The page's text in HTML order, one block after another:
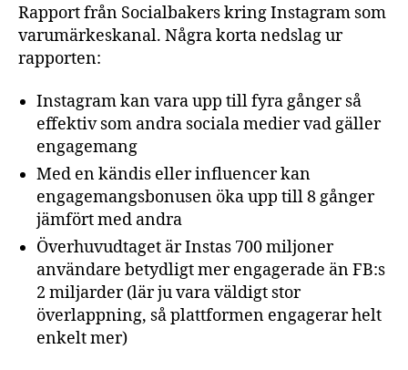
Rapport från Socialbakers kring Instagram som
varumärkeskanal. Några korta nedslag ur
rapporten:
Instagram kan vara upp till fyra gånger så
effektiv som andra sociala medier vad gäller
engagemang
Med en kändis eller influencer kan
engagemangsbonusen öka upp till 8 gånger
jämfört med andra
Överhuvudtaget är Instas 700 miljoner
användare betydligt mer engagerade än FB:s
2 miljarder (lär ju vara väldigt stor
överlappning, så plattformen engagerar helt
enkelt mer)